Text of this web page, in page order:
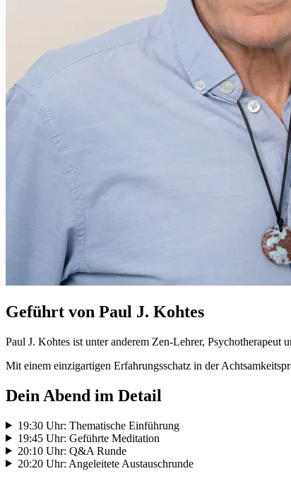
Geführt von Paul J. Kohtes
Paul J. Kohtes ist unter anderem Zen-Lehrer,
Mit einem einzigartigen Erfahrungsschatz in der
Dein Abend im Detail
19:30 Uhr: Thematische Einführung
19:45 Uhr: Geführte Meditation
20:10 Uhr: Q&A Runde
20:20 Uhr: Angeleitete Austauschrunde